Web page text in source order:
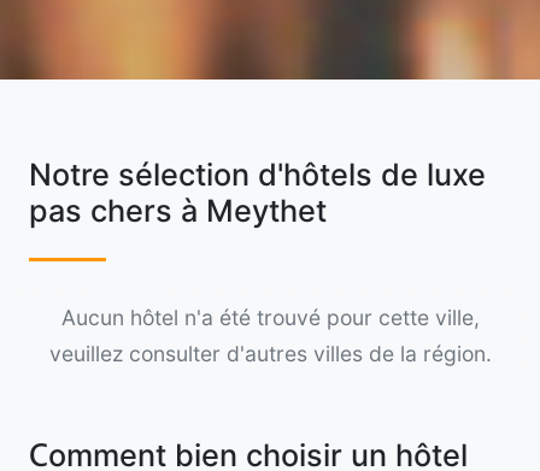
Notre sélection d'hôtels de luxe
pas chers à Meythet
Aucun hôtel n'a été trouvé pour cette ville,
veuillez consulter d'autres villes de la région.
Comment bien choisir un hôtel